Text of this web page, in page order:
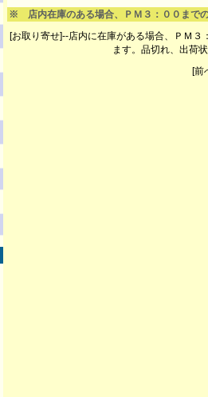
※ 店内在庫のある場合、ＰＭ３：００まで
[お取り寄せ]--店内に在庫がある場合、ＰＭ
ます。品切れ、出荷
[前